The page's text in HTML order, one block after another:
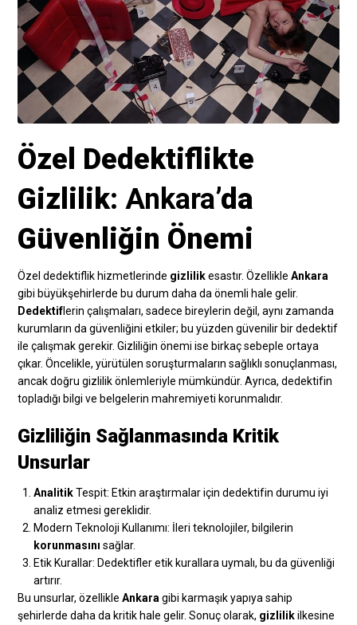
Özel Dedektiflikte
Gizlilik:Ankara’da
Güvenliğin Önemi
Özel dedektiflik hizmetlerinde gizlilikesastır. ÖzellikleAnkara
gibi büyükşehirlerde bu durum daha da önemli hale gelir.
Dedektiflerin çalışmaları, sadece bireylerin değil, aynı zamanda
kurumların da güvenliğini etkiler; bu yüzden güvenilir bir dedektif
ile çalışmak gerekir. Gizliliğin önemi ise birkaç sebeple ortaya
çıkar. Öncelikle, yürütülen soruşturmaların sağlıklı sonuçlanması,
ancak doğru gizlilik önlemleriyle mümkündür. Ayrıca, dedektifin
topladığı bilgi ve belgelerin mahremiyeti korunmalıdır.
Gizliliğin Sağlanmasında Kritik
Unsurlar
AnalitikTespit: Etkin araştırmalar için dedektifin durumu iyi
analiz etmesi gereklidir.
Modern Teknoloji Kullanımı: İleri teknolojiler, bilgilerin
korunmasını sağlar.
Etik Kurallar: Dedektifler etik kurallara uymalı, bu da güvenliği
artırır.
Bu unsurlar, özellikleAnkara gibi karmaşık yapıya sahip
şehirlerde daha da kritik hale gelir. Sonuç olarak, gizlilikilkesine